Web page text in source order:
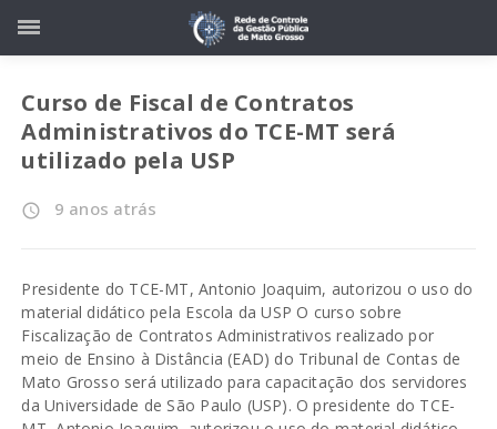
Curso de Fiscal de Contratos
Administrativos do TCE-MT será
utilizado pela USP
access_time 9 anos atrás
Presidente do TCE-MT, Antonio Joaquim, autorizou o uso do
material didático pela Escola da USP O curso sobre
Fiscalização de Contratos Administrativos realizado por
meio de Ensino à Distância (EAD) do Tribunal de Contas de
Mato Grosso será utilizado para capacitação dos servidores
da Universidade de São Paulo (USP). O presidente do TCE-